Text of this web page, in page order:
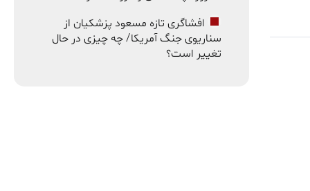
افشاگری تازه مسعود پزشکیان از
سناریوی جنگ آمریکا/ چه چیزی در حال
تغییر است؟